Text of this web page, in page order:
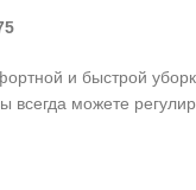
и быстрой
всегда можете